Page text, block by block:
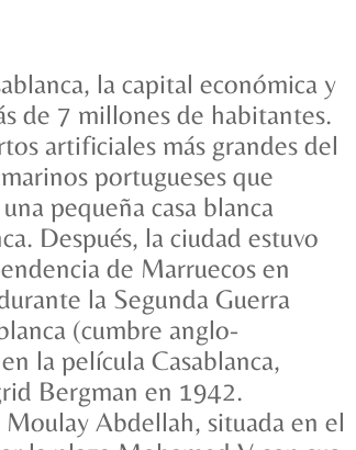
la capital económica y
de 7 millones de habitantes.
artificiales más grandes del
portugueses que
pequeña casa blanca
Después, la ciudad estuvo
de Marruecos en
la Segunda Guerra
(cumbre anglo-
la película Casablanca,
Bergman en 1942.
Abdellah, situada en el